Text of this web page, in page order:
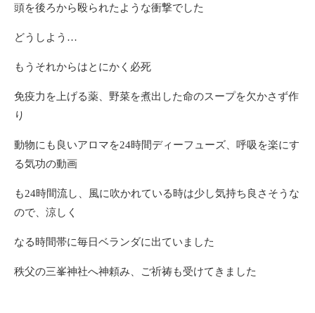
頭を後ろから殴られたような衝撃でした
どうしよう…
もうそれからはとにかく必死
免疫力を上げる薬、野菜を煮出した命のスープを欠かさず作
り
動物にも良いアロマを24時間ディーフューズ、呼吸を楽にす
る気功の動画
も24時間流し、風に吹かれている時は少し気持ち良さそうな
ので、涼しく
なる時間帯に毎日ベランダに出ていました
秩父の三峯神社へ神頼み、ご祈祷も受けてきました